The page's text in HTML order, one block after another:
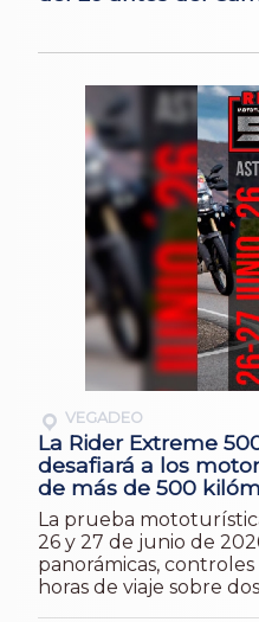
VEGADEO
La Rider Extreme
desafiará a los
de más de 500
La prueba
26 y 27 de junio de
panorámicas,
horas de viaje sobre